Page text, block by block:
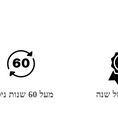
שנה מעל 60 שנות ניסיון